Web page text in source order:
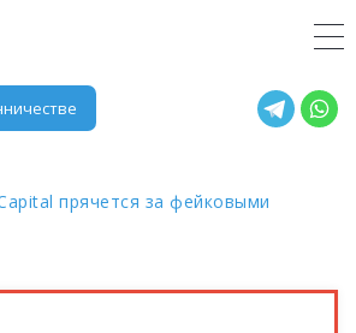
прячется за фейковыми